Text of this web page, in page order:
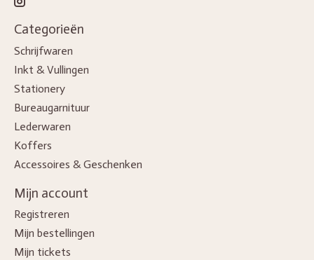
Categorieën
Schrijfwaren
Inkt & Vullingen
Stationery
Bureaugarnituur
Lederwaren
Koffers
Accessoires & Geschenken
Mijn account
Registreren
Mijn bestellingen
Mijn tickets